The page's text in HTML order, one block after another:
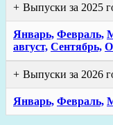
Выпуски за 2025
Январь, Февраль,
август, Сентябрь,
Выпуски за 2026
Январь, Февраль,